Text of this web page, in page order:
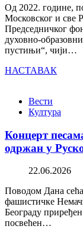
Од 2022. године,
Московског и све
Председничког
духовно-
пустињи“, чији…
НАСТАВАК
Вести
Култура
Концерт
одржан у
22.06.2026
Поводом Дана
фашистичке
Београду
посвећен…